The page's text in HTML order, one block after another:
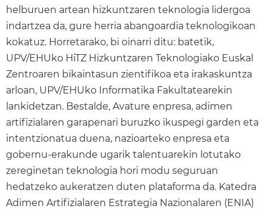
helburuen artean hizkuntzaren teknologia lidergoa
indartzea da, gure herria abangoardia teknologikoan
kokatuz. Horretarako, bi oinarri ditu: batetik,
UPV/EHUko HiTZ Hizkuntzaren Teknologiako Euskal
Zentroaren bikaintasun zientifikoa eta irakaskuntza
arloan, UPV/EHUko Informatika Fakultatearekin
lankidetzan. Bestalde, Avature enpresa, adimen
artifizialaren garapenari buruzko ikuspegi garden eta
intentzionatua duena, nazioarteko enpresa eta
gobernu-erakunde ugarik talentuarekin lotutako
zereginetan teknologia hori modu seguruan
hedatzeko aukeratzen duten plataforma da. Katedra
Adimen Artifizialaren Estrategia Nazionalaren (ENIA)